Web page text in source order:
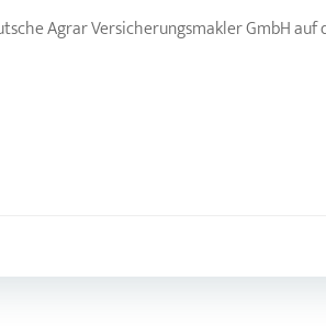
Agrar Versicherungsmakler GmbH auf
Post